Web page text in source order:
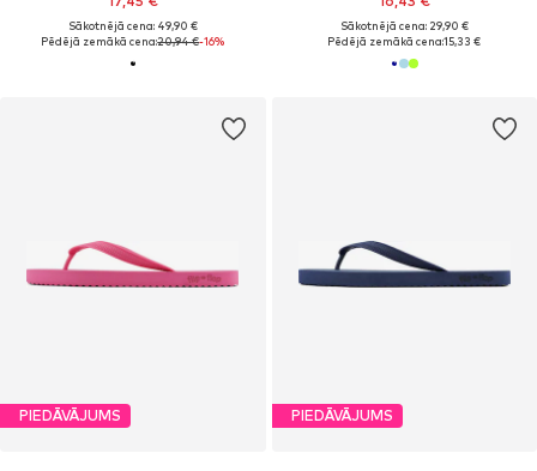
Sākotnējā cena: 49,90 €
Pēdējā zemākā cena:20,94 €-16%
Sākotnējā cena: 29,90 €
Pēdējā zemākā cena:15,33 €
PIEDĀVĀJUMS PIEDĀVĀJUMS